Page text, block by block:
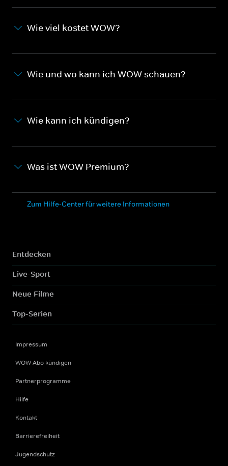
Wie viel kostet WOW?
Wie und wo kann ich WOW schauen?
Wie kann ich kündigen?
Was ist WOW Premium?
Zum Hilfe-Center für weitere Informationen
Entdecken
Live-Sport
Neue Filme
Top-Serien
Impressum
WOW Abo kündigen
Partnerprogramme
Hilfe
Kontakt
Barrierefreiheit
Jugendschutz